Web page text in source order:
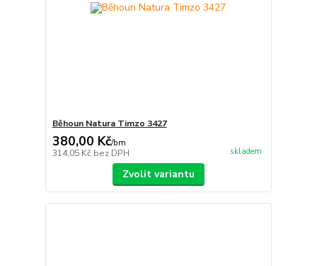
Běhoun Natura Timzo 3427
380,00 Kč/bm
314,05 Kč bez DPH skladem
Zvolit variantu